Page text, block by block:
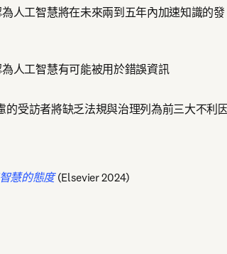
人工智慧將在未來兩到五年內加速知識的發
人工智慧有可能被用於錯誤資訊
的受訪者將缺乏法規與治理列為前三大不利因
慧的態度 (Elsevier 2024)